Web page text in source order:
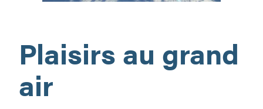
l’hiver!
Plaisirs au grand
air